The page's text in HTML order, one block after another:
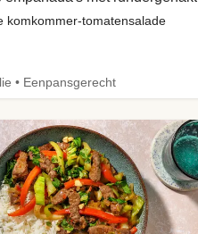
komkommer-tomatensalade
• Eenpansgerecht